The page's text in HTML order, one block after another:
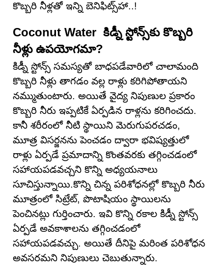
కొబ్బరి నీళ్ల‌తో ఇన్ని బెనిఫిట్స్‌హా..!
Coconut Water కిడ్నీ స్టోన్స్‌కు కొబ్బరి
నీళ్లు ఉపయోగమా?
కిడ్నీ స్టోన్స్ సమస్యతో బాధపడేవారిలో చాలామంది
కొబ్బరి నీళ్లు తాగడం వల్ల రాళ్లు కరిగిపోతాయని
నమ్ముతుంటారు. అయితే వైద్య నిపుణుల ప్రకారం
కొబ్బరి నీరు ఇప్పటికే ఏర్పడిన రాళ్లను కరిగించదు.
కానీ శరీరంలో నీటి స్థాయిని మెరుగుపరచడం,
మూత్ర విసర్జనను పెంచడం ద్వారా భవిష్యత్తులో
రాళ్లు ఏర్పడే ప్రమాదాన్ని కొంతవరకు తగ్గించడంలో
సహాయపడవచ్చని కొన్ని అధ్యయనాలు
సూచిస్తున్నాయి.కొన్ని చిన్న పరిశోధనల్లో కొబ్బరి నీరు
మూత్రంలో సిట్రేట్, పొటాషియం స్థాయిలను
పెంచినట్లు గుర్తించారు. ఇవి కొన్ని రకాల కిడ్నీ స్టోన్స్
ఏర్పడే అవకాశాలను తగ్గించడంలో
సహాయపడవచ్చు. అయితే దీనిపై మరింత పరిశోధన
అవసరమని నిపుణులు చెబుతున్నారు.